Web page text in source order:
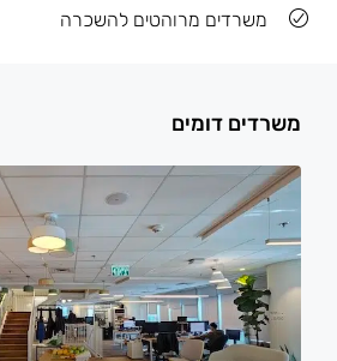
משרדים מרוהטים להשכרה
משרדים דומים